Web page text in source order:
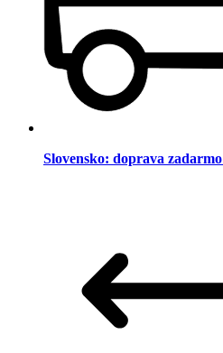
Slovensko: doprava zadarmo